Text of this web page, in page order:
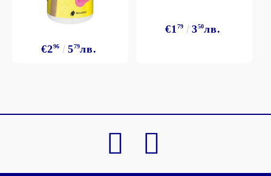
€296 579лв.
€1 79 350лв.